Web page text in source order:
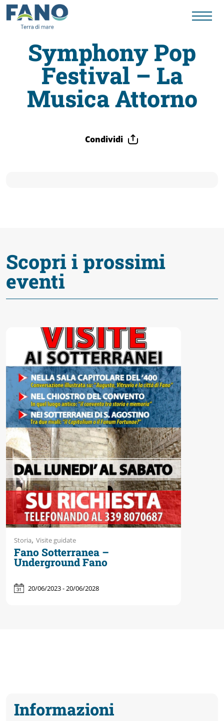
Fano
Visit
Percorsi
storici
Enogastronomia
Informazioni
Guide
Fano
Accessibili
Symphony Pop
Festival – La
Musica Attorno
Condividi
Scopri i prossimi
eventi
Storia, Visite guidate
Fano Sotterranea –
Underground Fano
20/06/2023 - 20/06/2028
Informazioni